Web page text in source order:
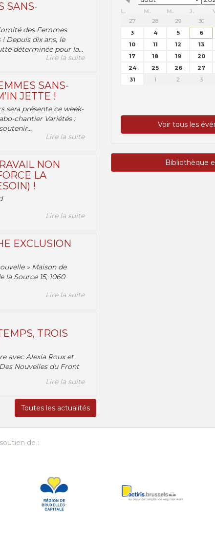
SANS-
des Femmes
Depuis dix ans, le
déterminée pour la...
Lire la suite
SANS-
JETTE !
sera présente ce week-
chantier Variétés :
Lire la suite
NON
LA
!
Lire la suite
EXCLUSION
» Maison de
la Source 15, 1060
Lire la suite
TROIS
avec Alexia Roux et
Nouvelles du Front
Lire la suite
Toutes les actualités
L. M. M. J.
27
28 29 30
3
4 5 6
10
11 12 13
17
18 19 20
24
25 26 27
31
1 2 3
Voir tous les
Bibliothèque
de :